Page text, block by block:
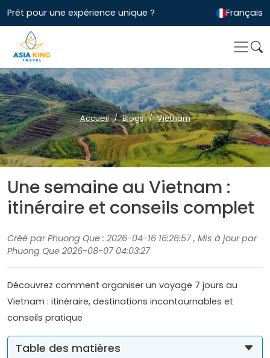
Prêt pour une expérience unique ? Français
Accueil Blogs Vietnam
Une semaine au Vietnam :
itinéraire et conseils complet
Créé par Phuong Que : 2026-04-16 16:26:57 , Mis à jour par
Phuong Que 2026-08-07 04:03:27
Découvrez comment organiser un voyage 7 jours au
Vietnam : itinéraire, destinations incontournables et
conseils pratique
Table des matières